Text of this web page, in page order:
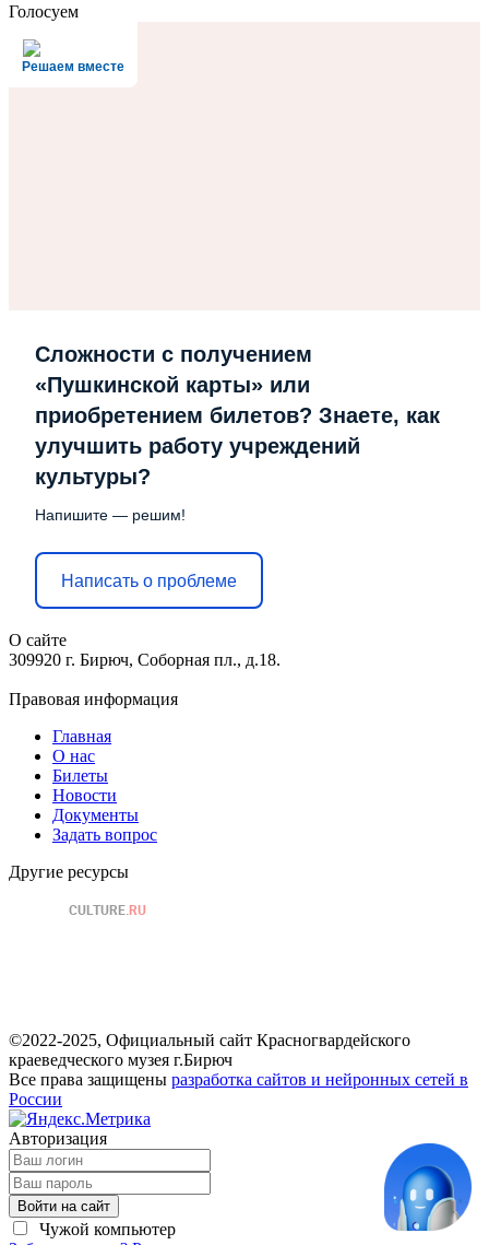
Голосуем
Решаем вместе
Сложности с получением
«Пушкинской карты» или
приобретением билетов? Знаете, как
улучшить работу учреждений
культуры?
Напишите — решим!
Написать о проблеме
О сайте
309920 г. Бирюч, Соборная пл., д.18.
Правовая информация
Главная
О нас
Билеты
Новости
Документы
Задать вопрос
Другие ресурсы
©2022-2025, Официальный сайт Красногвардейского
краеведческого музея г.Бирюч
Все права защищены разработка сайтов и нейронных сетей в
России
Авторизация
Войти на сайт
Чужой компьютер